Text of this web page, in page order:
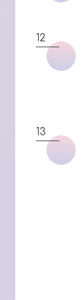
12
13